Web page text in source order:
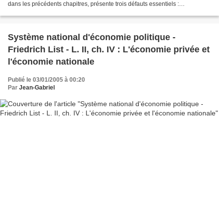
dans les précédents chapitres, présente trois défauts essentiels :
Système national d'économie politique -
Friedrich List - L. II, ch. IV : L'économie privée et
l'économie nationale
Publié le 03/01/2005 à 00:20
Par Jean-Gabriel